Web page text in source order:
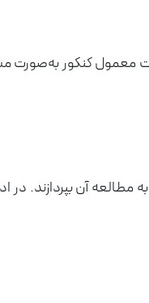
معمول کنکور
آن بپردازند. در